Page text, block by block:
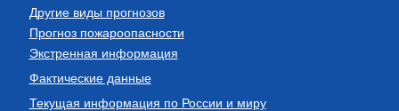
Другие виды прогнозов
Прогноз пожароопасности
Экстренная информация
Фактические данные
Текущая информация по России и миру